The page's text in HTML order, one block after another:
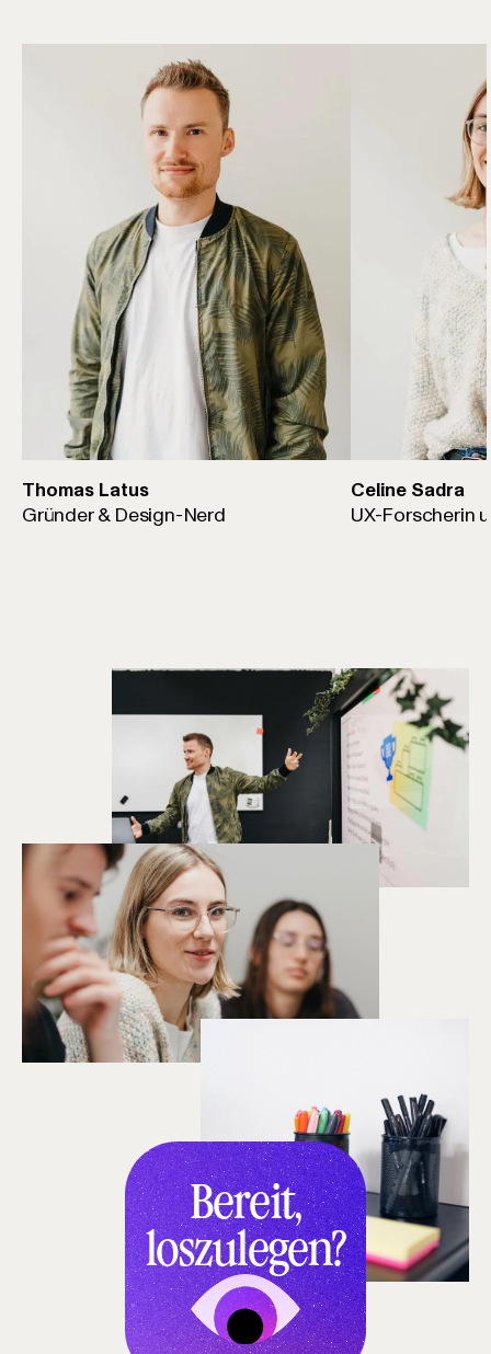
Thomas Latus
Gründer & Design-Nerd
Celine Sadra
UX-Forscherin
Bereit,
loszulegen?